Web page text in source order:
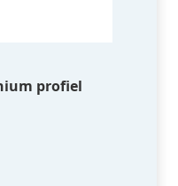
profiel